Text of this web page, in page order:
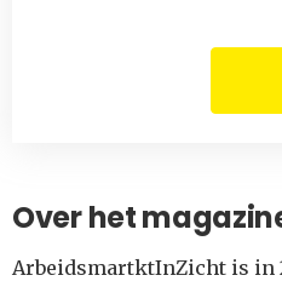
Over het
ArbeidsmartktInZicht is in